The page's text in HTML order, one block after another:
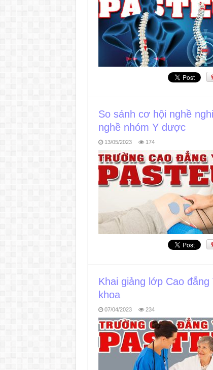
So sánh cơ hội nghề
nghề nhóm Y dược
13/05/2023 174
Khai giảng lớp Cao
khoa
07/04/2023 234